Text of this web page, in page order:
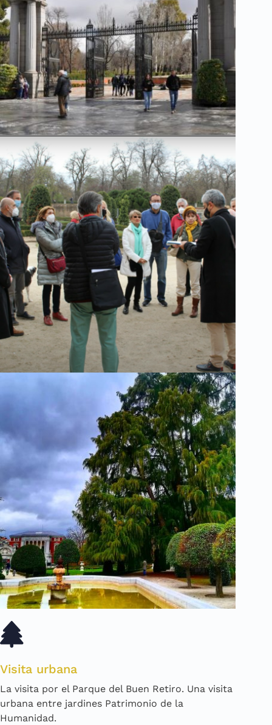
Visita urbana
La visita por el Parque del Buen Retiro. Una visita
urbana entre jardines Patrimonio de la
Humanidad.